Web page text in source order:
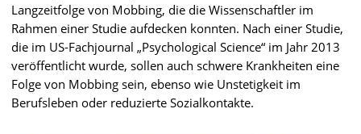
Langzeitfolge von Mobbing, die die Wissenschaftler im
Rahmen einer Studie aufdecken konnten. Nach einer Studie,
die im US-Fachjournal „Psychological Science“ im Jahr 2013
veröffentlicht wurde, sollen auch schwere Krankheiten eine
Folge von Mobbing sein, ebenso wie Unstetigkeit im
Berufsleben oder reduzierte Sozialkontakte.